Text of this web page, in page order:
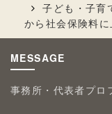
子ども・子育
から社会保険料
MESSAGE
事務所・代表者プロ